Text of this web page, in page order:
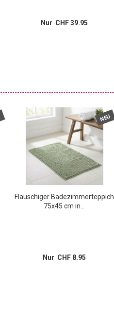
Nur CHF 39.95
NEU
Flauschiger Badezimmerteppich
75x45 cm in...
Nur CHF 8.95